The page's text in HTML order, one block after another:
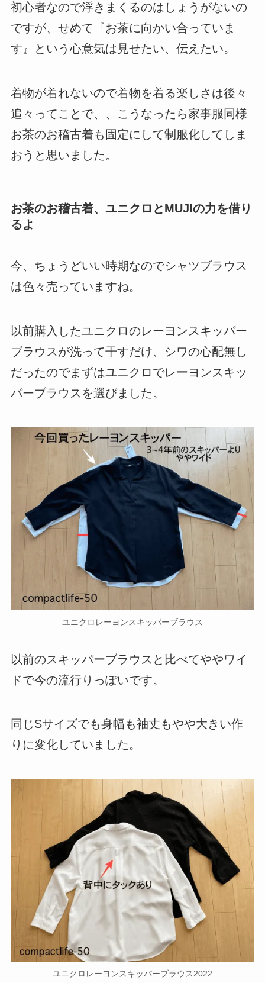
初心者なので浮きまくるのはしょうがないの
ですが、せめて『お茶に向かい合っていま
す』という心意気は見せたい、伝えたい。
着物が着れないので着物を着る楽しさは後々
追々ってことで、、こうなったら家事服同様
お茶のお稽古着も固定にして制服化してしま
おうと思いました。
お茶のお稽古着、ユニクロとMUJIの力を借り
るよ
今、ちょうどいい時期なのでシャツブラウス
は色々売っていますね。
以前購入したユニクロのレーヨンスキッパー
ブラウスが洗って干すだけ、シワの心配無し
だったのでまずはユニクロでレーヨンスキッ
パーブラウスを選びました。
ユニクロレーヨンスキッパーブラウス
以前のスキッパーブラウスと比べてややワイ
ドで今の流行りっぽいです。
同じSサイズでも身幅も袖丈もやや大きい作
りに変化していました。
ユニクロレーヨンスキッパーブラウス2022